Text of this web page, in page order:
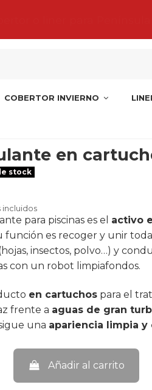
COBERTOR INVIERNO
en
stock
incluidos
para piscinas es el activo
función es recoger y unir
insectos, polvo…) y
con un robot limpiafondos.
en cartuchospara el
frente a aguas de gran
una apariencia limpia y
Añadir al carrito